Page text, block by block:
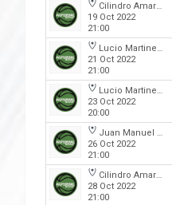
Cilindro Amarillo
19 Oct 2022
21:00
Lucio Martinez Garbino
21 Oct 2022
21:00
Lucio Martinez Garbino
23 Oct 2022
20:00
Juan Manuel A. Baglietto
26 Oct 2022
21:00
Cilindro Amarillo
28 Oct 2022
21:00